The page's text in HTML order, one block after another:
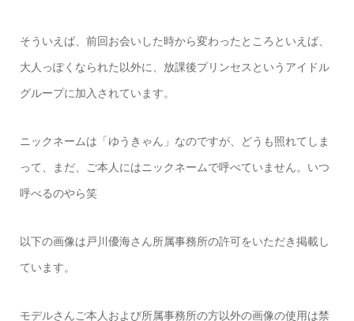
そういえば、前回お会いした時から変わったところといえば、
大人っぽくなられた以外に、放課後プリンセスというアイドル
グループに加入されています。
ニックネームは「ゆうきゃん」なのですが、どうも照れてしま
って、まだ、ご本人にはニックネームで呼べていません。いつ
呼べるのやら笑
以下の画像は戸川優海さん所属事務所の許可をいただき掲載し
ています。
モデルさんご本人および所属事務所の方以外の画像の使用は禁